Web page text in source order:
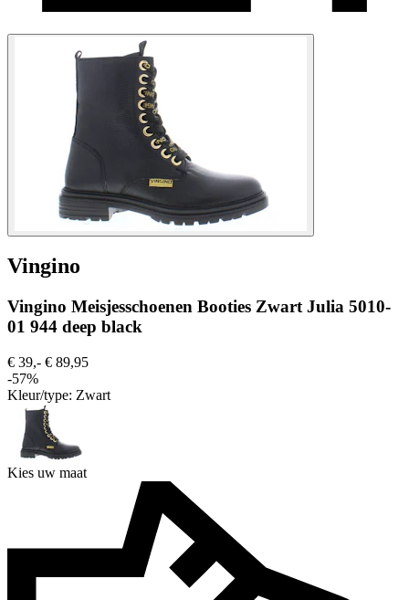
Vingino
Vingino Meisjesschoenen Booties Zwart Julia 5010-
01 944 deep black
€ 39,- € 89,95
-57%
Kleur/type: Zwart
Kies uw maat